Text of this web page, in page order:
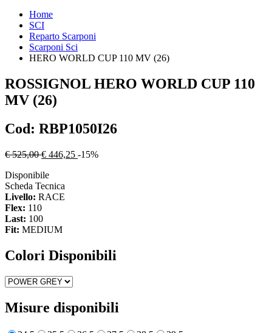
Home
SCI
Reparto Scarponi
Scarponi Sci
HERO WORLD CUP 110 MV (26)
ROSSIGNOL HERO WORLD CUP 110
MV (26)
Cod: RBP1050I26
€ 525,00 € 446,25 -15%
Disponibile
Scheda Tecnica
Livello: RACE
Flex: 110
Last: 100
Fit: MEDIUM
Colori Disponibili
Misure disponibili